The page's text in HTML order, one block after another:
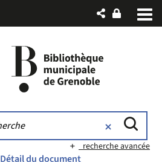
recherche avancée
Détail du document